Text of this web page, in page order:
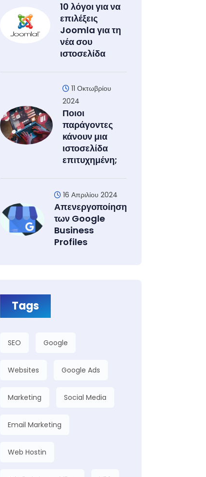
10 λόγοι για να
επιλέξεις
Joomla για τη
νέα σου
ιστοσελίδα
11 Οκτωβρίου
2024
Ποιοι
παράγοντες
κάνουν μια
ιστοσελίδα
επιτυχημένη;
16 Απριλίου 2024
Απενεργοποίηση
των Google
Business
Profiles
Tags
SEO Google
Websites Google Ads
Marketing Social Media
Email Marketing
Web Hostin